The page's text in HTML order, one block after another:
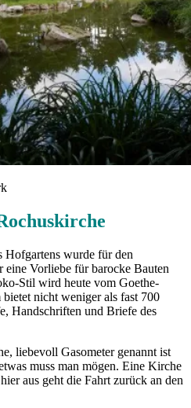
Hofgartens wurde für den
Vorliebe für barocke Bauten
Stil wird heute vom Goethe-
nicht weniger als fast 700
Handschriften und Briefe des
liebevoll Gasometer genannt ist
muss man mögen. Eine Kirche
aus geht die Fahrt zurück an den